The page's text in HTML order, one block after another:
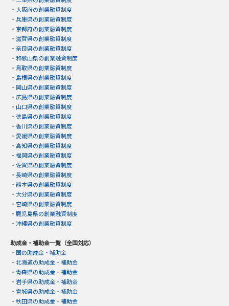
・ 大阪府の創業融資制度
・ 兵庫県の創業融資制度
・ 京都府の創業融資制度
・ 滋賀県の創業融資制度
・ 奈良県の創業融資制度
・ 和歌山県の創業融資制度
・ 鳥取県の創業融資制度
・ 島根県の創業融資制度
・ 岡山県の創業融資制度
・ 広島県の創業融資制度
・ 山口県の創業融資制度
・ 徳島県の創業融資制度
・ 香川県の創業融資制度
・ 愛媛県の創業融資制度
・ 高知県の創業融資制度
・ 福岡県の創業融資制度
・ 佐賀県の創業融資制度
・ 長崎県の創業融資制度
・ 熊本県の創業融資制度
・ 大分県の創業融資制度
・ 宮崎県の創業融資制度
・ 鹿児島県の創業融資制度
・ 沖縄県の創業融資制度
助成金・補助金一覧（全国対応）
・ 国の助成金・補助金
・ 北海道の助成金・補助金
・ 青森県の助成金・補助金
・ 岩手県の助成金・補助金
・ 宮城県の助成金・補助金
・ 秋田県の助成金・補助金